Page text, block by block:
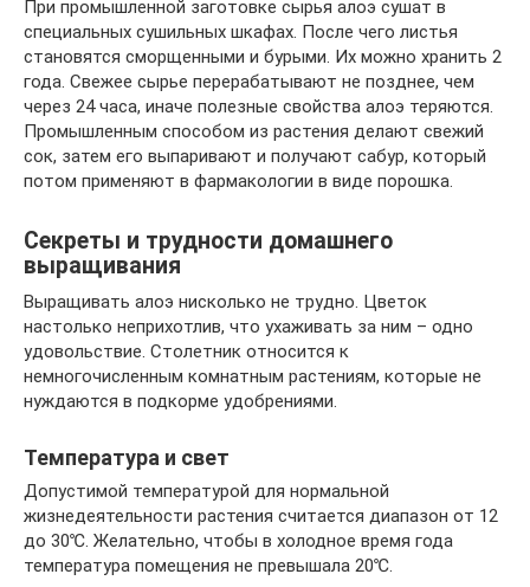
При промышленной заготовке сырья алоэ сушат в
специальных сушильных шкафах. После чего листья
становятся сморщенными и бурыми. Их можно хранить 2
года. Свежее сырье перерабатывают не позднее, чем
через 24 часа, иначе полезные свойства алоэ теряются.
Промышленным способом из растения делают свежий
сок, затем его выпаривают и получают сабур, который
потом применяют в фармакологии в виде порошка.
Секреты и трудности домашнего
выращивания
Выращивать алоэ нисколько не трудно. Цветок
настолько неприхотлив, что ухаживать за ним – одно
удовольствие. Столетник относится к
немногочисленным комнатным растениям, которые не
нуждаются в подкорме удобрениями.
Температура и свет
Допустимой температурой для нормальной
жизнедеятельности растения считается диапазон от 12
до 30℃. Желательно, чтобы в холодное время года
температура помещения не превышала 20℃.